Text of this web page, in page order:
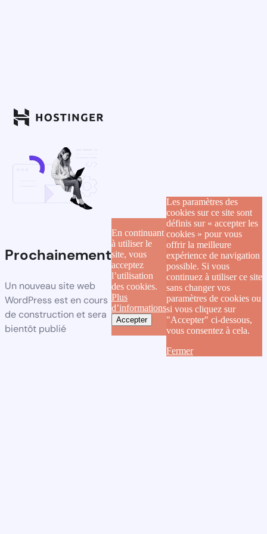
Prochainement
Un nouveau site web
WordPress est en cours
de construction et sera
bientôt publié
En continuant
à utiliser le
site, vous
acceptez
l’utilisation
des cookies.
Plus
d’informations
Accepter
Les paramètres des
cookies sur ce site sont
définis sur « accepter les
cookies » pour vous
offrir la meilleure
expérience de navigation
possible. Si vous
continuez à utiliser ce site
sans changer vos
paramètres de cookies ou
si vous cliquez sur
"Accepter" ci-dessous,
vous consentez à cela.
Fermer